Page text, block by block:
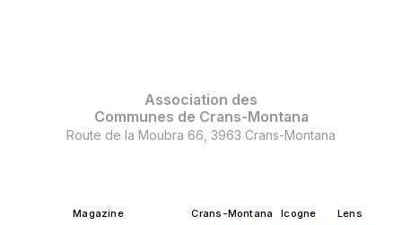
Association des
Communes de Crans-Montana
Route de la Moubra 66, 3963 Crans-Montana
Magazine Crans-Montana Icogne Lens